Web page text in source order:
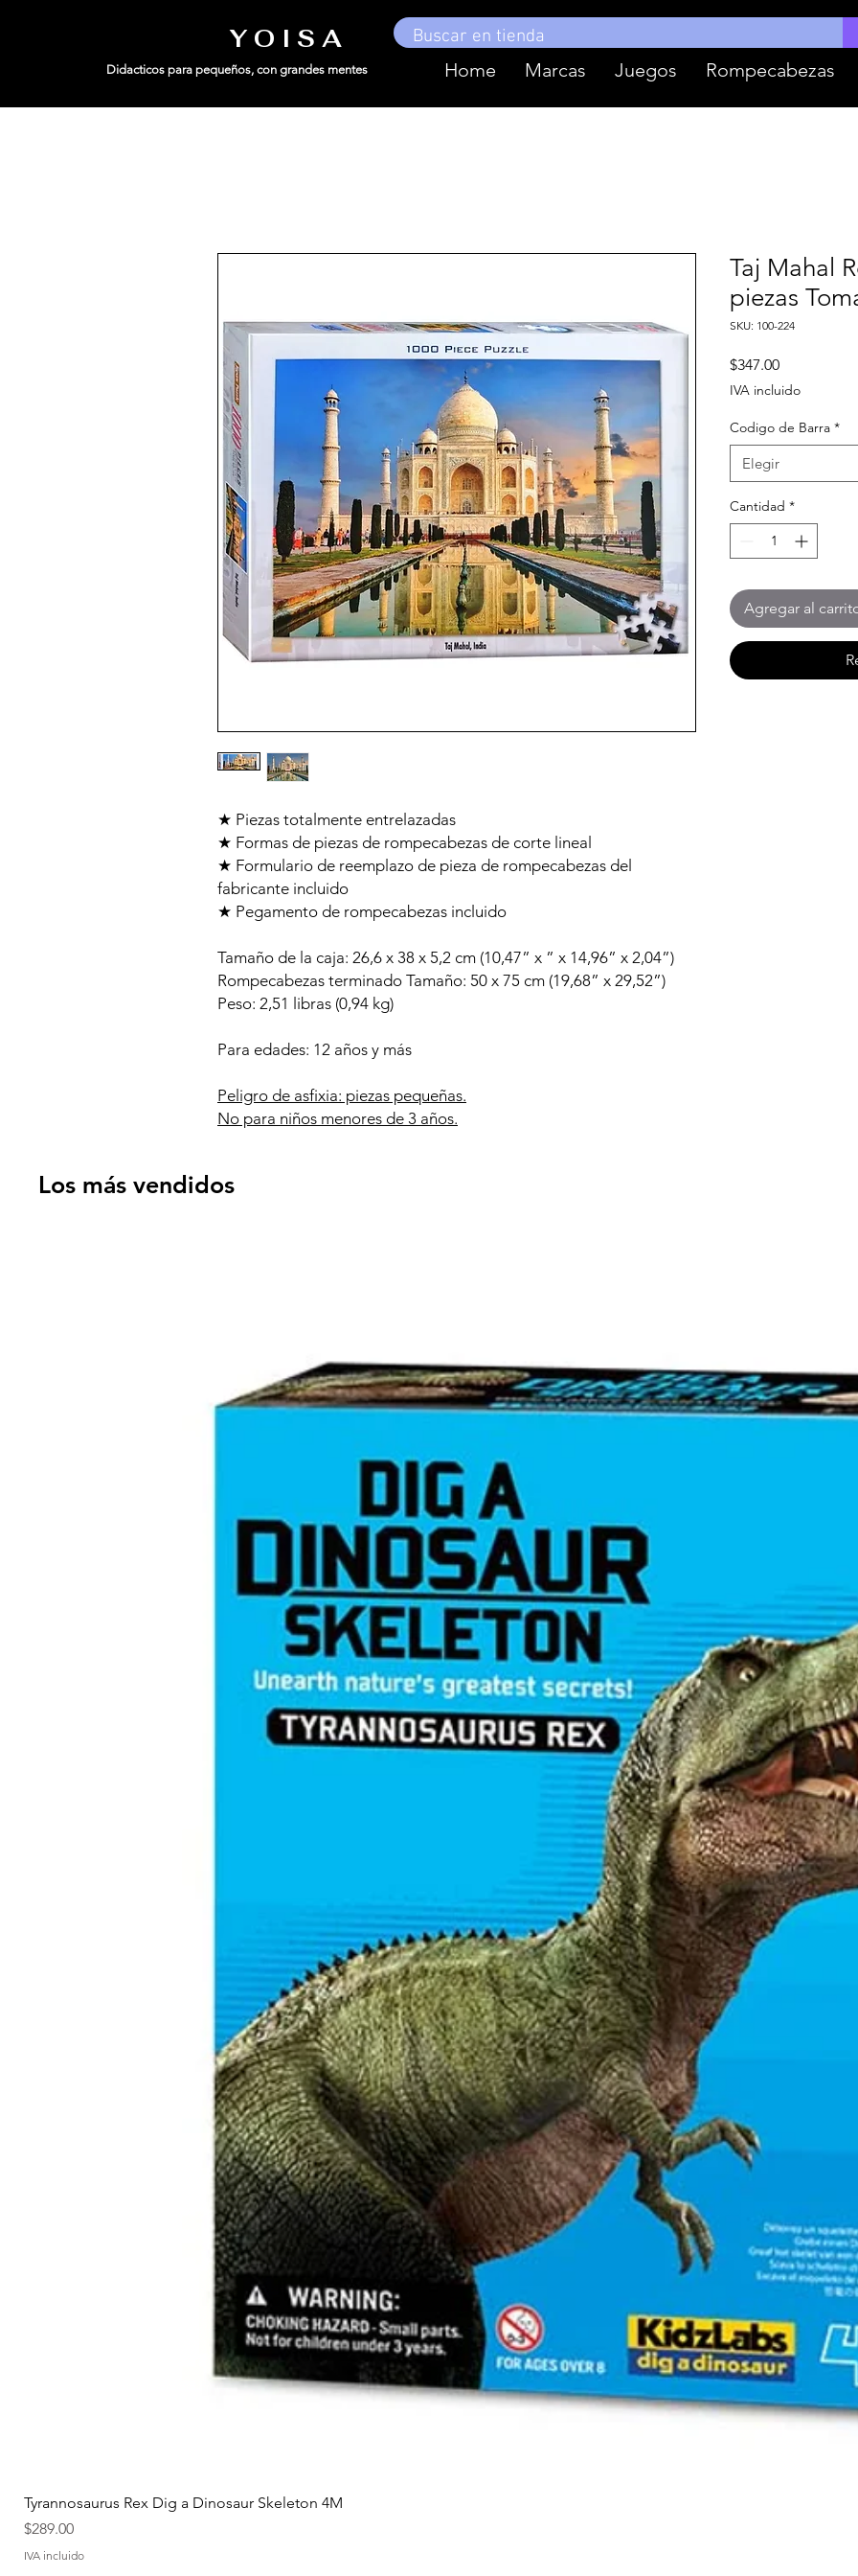
Y O I S A
Didacticos para pequeños, con grandes mentes Home Marcas Juegos Rompecabezas
★ Piezas totalmente entrelazadas
★ Formas de piezas de rompecabezas de corte lineal
★ Formulario de reemplazo de pieza de rompecabezas del
fabricante incluido
★ Pegamento de rompecabezas incluido
Tamaño de la caja: 26,6 x 38 x 5,2 cm (10,47” x ” x 14,96” x 2,04”)
Rompecabezas terminado Tamaño: 50 x 75 cm (19,68” x 29,52”)
Peso: 2,51 libras (0,94 kg)
Para edades: 12 años y más
Peligro de asfixia: piezas pequeñas.
No para niños menores de 3 años.
Taj Mahal
piezas
SKU: 100-224
$347.00Precio
IVA incluido
Codigo de Barra *
Elegir
Cantidad *
Agregar al
Los más vendidos
Tyrannosaurus Rex Dig a Dinosaur Skeleton 4M
Precio
$289.00
IVA incluido